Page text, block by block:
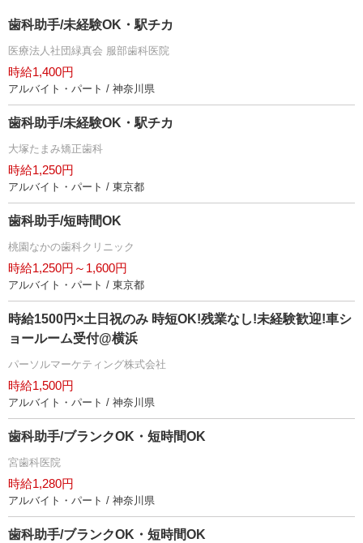
歯科助手/未経験OK・駅チカ
医療法人社団緑真会 服部歯科医院
時給1,400円
アルバイト・パート / 神奈川県
歯科助手/未経験OK・駅チカ
大塚たまみ矯正歯科
時給1,250円
アルバイト・パート / 東京都
歯科助手/短時間OK
桃園なかの歯科クリニック
時給1,250円～1,600円
アルバイト・パート / 東京都
時給1500円×土日祝のみ 時短OK!残業なし!未経験歓迎!車シ
ョールーム受付@横浜
パーソルマーケティング株式会社
時給1,500円
アルバイト・パート / 神奈川県
歯科助手/ブランクOK・短時間OK
宮歯科医院
時給1,280円
アルバイト・パート / 神奈川県
歯科助手/ブランクOK・短時間OK